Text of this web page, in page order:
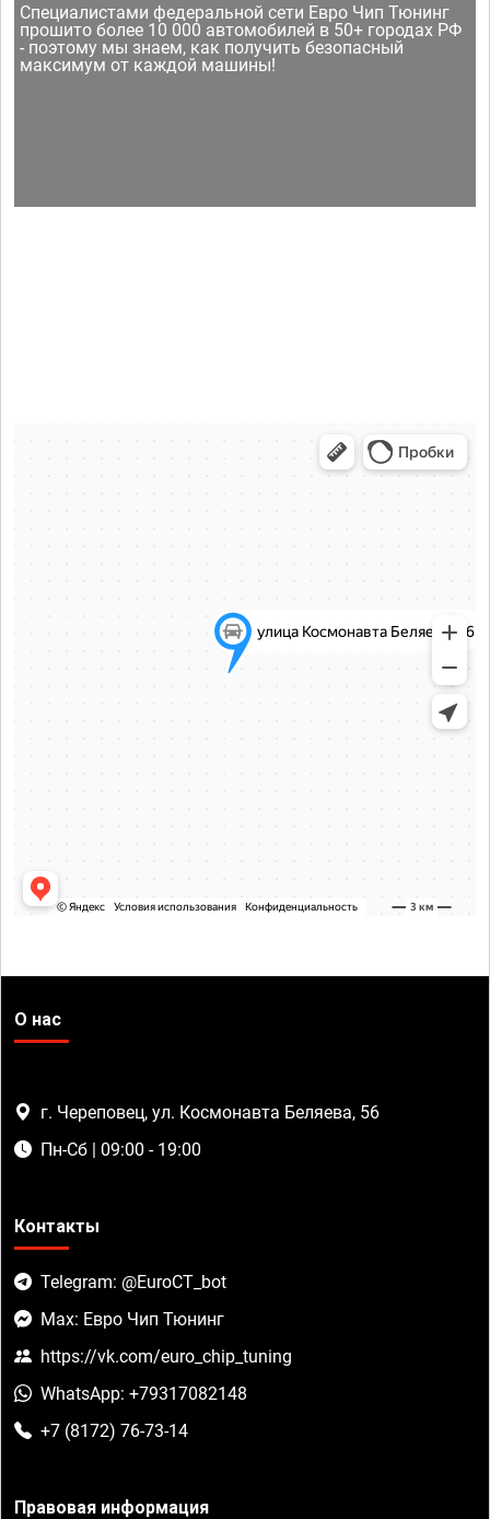
Специалистами федеральной сети Евро Чип Тюнинг
прошито более 10 000 автомобилей в 50+ городах РФ
- поэтому мы знаем, как получить безопасный
максимум от каждой машины!
О нас
г. Череповец, ул. Космонавта Беляева, 56
Пн-Сб | 09:00 - 19:00
Контакты
Telegram: @EuroCT_bot
Max: Евро Чип Тюнинг
https://vk.com/euro_chip_tuning
WhatsApp: +79317082148
+7 (8172) 76-73-14
Правовая информация